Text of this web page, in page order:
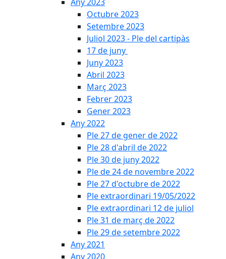
Octubre 2023
Setembre 2023
Juliol 2023 - Ple del cartipàs
17 de juny
Juny 2023
Abril 2023
Març 2023
Febrer 2023
Gener 2023
Any 2022
Ple 27 de gener de 2022
Ple 28 d'abril de 2022
Ple 30 de juny 2022
Ple de 24 de novembre 2022
Ple 27 d'octubre de 2022
Ple extraordinari 19/05/2022
Ple extraordinari 12 de juliol
Ple 31 de març de 2022
Ple 29 de setembre 2022
Any 2021
Any 2020